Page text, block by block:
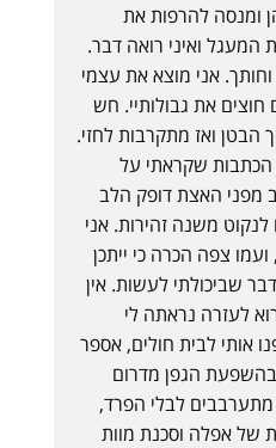
ומנסה להרפות את
ואיני רואה דבר.
אני מוצא את עצמי
חוצים את גבולותיי. חש
הבטן ואז מתקרבות לחזי.
הכתבות שקראתי על
מפני האצת דופק הלב
משנה זהירות. אני
צפה הכרה כי ייתכן
שביכולתי לעשות. אין
לעזרה נראתה לי
אותי לבית חולים, אספר
הגפן מדרום
לבלי הפרד,
של אפלה וסכנת מוות